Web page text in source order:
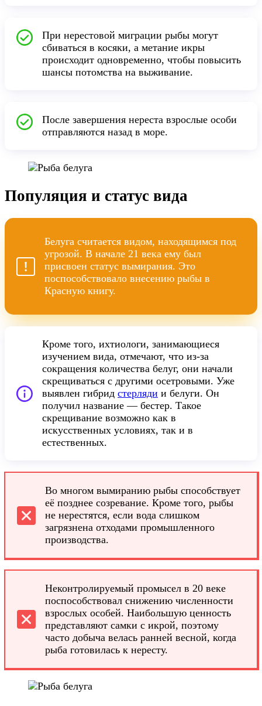
При нерестовой миграции рыбы могут
сбиваться в косяки, а метание икры
происходит одновременно, чтобы повысить
шансы потомства на выживание.
После завершения нереста взрослые особи
отправляются назад в море.
Популяция и статус вида
Белуга считается видом, находящимся под
угрозой. В начале 21 века ему был
присвоен статус вымирания. Это
поспособствовало внесению рыбы в
Красную книгу.
Кроме того, ихтиологи, занимающиеся
изучением вида, отмечают, что из-за
сокращения количества белуг, они начали
скрещиваться с другими осетровыми. Уже
выявлен гибрид стерляди и белуги. Он
получил название — бестер. Такое
скрещивание возможно как в
искусственных условиях, так и в
естественных.
Во многом вымиранию рыбы способствует
её позднее созревание. Кроме того, рыбы
не нерестятся, если вода слишком
загрязнена отходами промышленного
производства.
Неконтролируемый промысел в 20 веке
поспособствовал снижению численности
взрослых особей. Наибольшую ценность
представляют самки с икрой, поэтому
часто добыча велась ранней весной, когда
рыба готовилась к нересту.